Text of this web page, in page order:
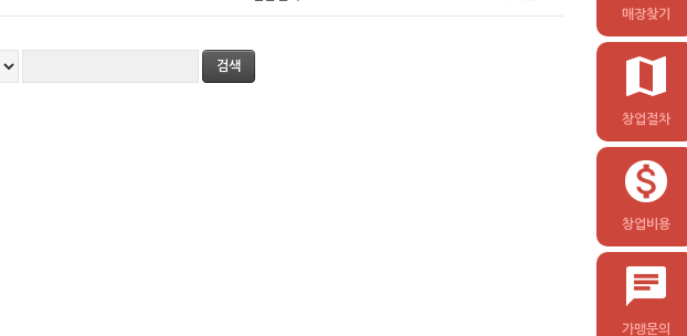
매장찾기
창업절차
창업비용
가맹문의